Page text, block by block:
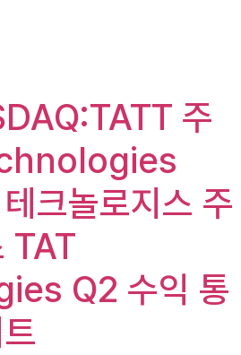
주
크놀로지스 주
TAT
Q2 수익 통